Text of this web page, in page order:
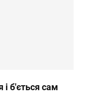
і б'ється сам